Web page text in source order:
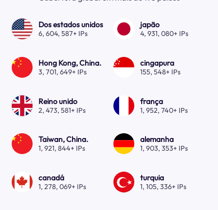
Dos estados unidos
6, 604, 587+ IPs
japão
4, 931, 080+ IPs
Hong Kong, China.
3, 701, 649+ IPs
cingapura
155, 548+ IPs
Reino unido
2, 473, 581+ IPs
frança
1, 952, 740+ IPs
Taiwan, China.
1, 921, 844+ IPs
alemanha
1, 903, 353+ IPs
canadá
1, 278, 069+ IPs
turquia
1, 105, 336+ IPs